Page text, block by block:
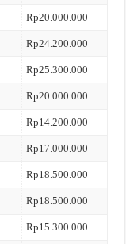
Rp20.000.000
Rp24.200.000
Rp25.300.000
Rp20.000.000
Rp14.200.000
Rp17.000.000
Rp18.500.000
Rp18.500.000
Rp15.300.000